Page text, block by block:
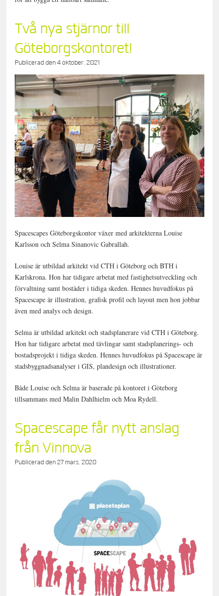
Två nya stjärnor till
Göteborgskontoret!
Publicerad den4 oktober, 2021
Spacescapes Göteborgskontor växer med arkitekterna Louise
Karlsson och Selma Sinanovic Gabrallah.
Louise är utbildad arkitekt vid CTH i Göteborg och BTH i
Karlskrona. Hon har tidigare arbetat med fastighetsutveckling och
förvaltning samt bostäder i tidiga skeden. Hennes huvudfokus på
Spacescape är illustration, grafisk profil och layout men hon jobbar
även med analys och design.
Selma är utbildad arkitekt och stadsplanerare vid CTH i Göteborg.
Hon har tidigare arbetat med tävlingar samt stadsplanerings- och
bostadsprojekt i tidiga skeden. Hennes huvudfokus på Spacescape är
stadsbyggnadsanalyser i GIS, plandesign och illustrationer.
Både Louise och Selma är baserade på kontoret i Göteborg
tillsammans med Malin Dahlhielm och Moa Rydell.
Spacescape får nytt anslag
från Vinnova
Publicerad den27 mars, 2020